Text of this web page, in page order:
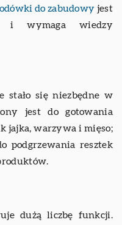
do zabudowy jest
i wymaga wiedzy
stało się niezbędne w
jest do gotowania
jajka, warzywa i mięso;
podgrzewania resztek
dużą liczbę funkcji.